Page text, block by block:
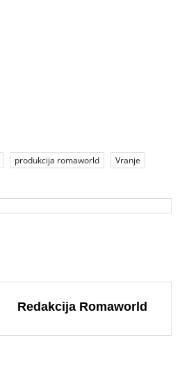
produkcija romaworld Vranje
Redakcija Romaworld